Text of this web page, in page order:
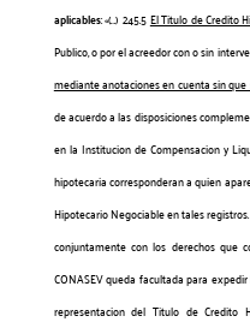
aplicables: «(…) 245.5El Titulo de Credito
Publico, o por el acreedor con o sin
mediante anotaciones en cuenta sin
de acuerdo a las disposiciones
en la Institucion de Compensacion y
hipotecaria corresponderan a quien
Hipotecario Negociable en tales
conjuntamente con los derechos que
CONASEV queda facultada para
representacion del Titulo de Credito